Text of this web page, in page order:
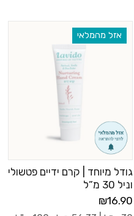
אזל מהמלאי
גודל מיוחד | קרם ידיים פטשולי
וניל 30 מ”ל
₪16.90